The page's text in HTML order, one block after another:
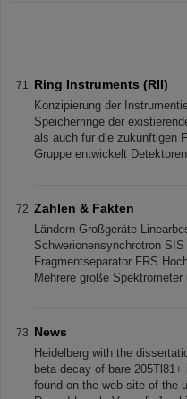
Ring Instruments (RII)
Konzipierung der
Speicherringe der
als auch für die zukünftigen
Gruppe entwickelt Detektoren
Zahlen & Fakten
Ländern Großgeräte
Schwerionensynchrotron
Fragmentseparator FRS
Mehrere große Spektrometer
News
Heidelberg with the
beta decay of bare
found on the web site of the